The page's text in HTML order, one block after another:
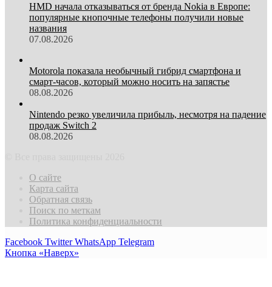
HMD начала отказываться от бренда Nokia в Европе:
популярные кнопочные телефоны получили новые
названия
07.08.2026
Motorola показала необычный гибрид смартфона и
смарт-часов, который можно носить на запястье
08.08.2026
Nintendo резко увеличила прибыль, несмотря на падение
продаж Switch 2
08.08.2026
О сайте
Карта сайта
Обратная связь
Поиск по меткам
Политика конфиденциальности
Facebook Twitter WhatsApp Telegram
Кнопка «Наверх»